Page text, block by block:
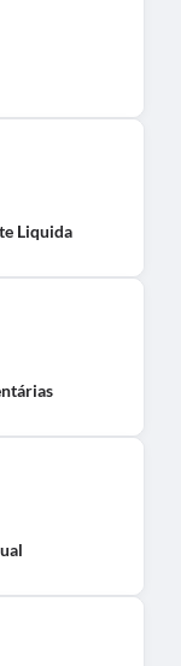
Liquida